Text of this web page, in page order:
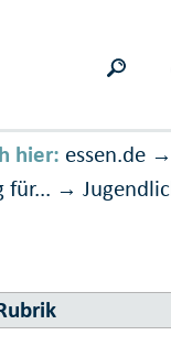
hier: essen.de →
für... →